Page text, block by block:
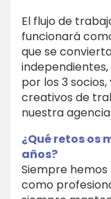
El flujo de
funcionará
que se
por los 3
creativos de
nuestra agencia.
¿Qué retos os
años?
Siempre
como